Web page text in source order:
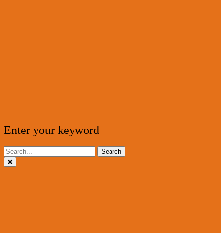
Enter your keyword
Search